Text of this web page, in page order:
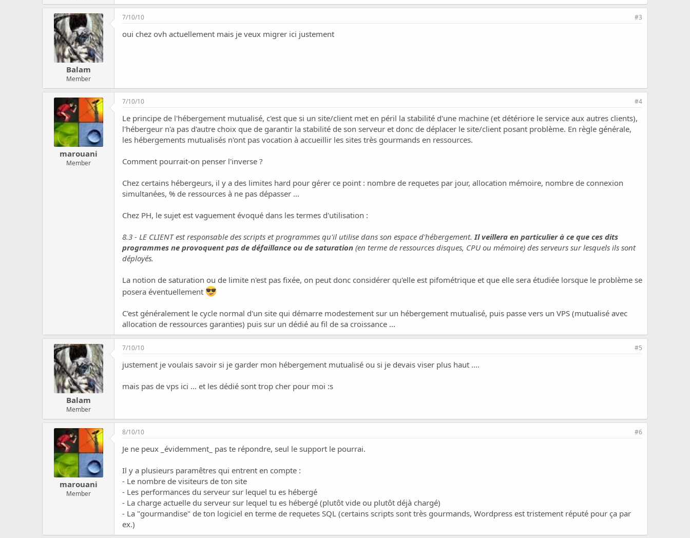
Balam
Member
7/10/10 #3
oui chez ovh actuellement mais je veux migrer ici justement
marouani
Member
7/10/10 #4
Le principe de l'hébergement mutualisé, c'est que si un site/client met en péril la stabilité d'une machine (et détériore le service aux autres clients),
l'hébergeur n'a pas d'autre choix que de garantir la stabilité de son serveur et donc de déplacer le site/client posant problème. En règle générale,
les hébergements mutualisés n'ont pas vocation à accueillir les sites très gourmands en ressources.
Comment pourrait-on penser l'inverse ?
Chez certains hébergeurs, il y a des limites hard pour gérer ce point : nombre de requetes par jour, allocation mémoire, nombre de connexion
simultanées, % de ressources à ne pas dépasser ...
Chez PH, le sujet est vaguement évoqué dans les termes d'utilisation :
8.3 - LE CLIENT est responsable des scripts et programmes qu'il utilise dans son espace d'hébergement.Il veillera en particulier à ce que ces dits
programmes ne provoquent pas de défaillance ou de saturation (en terme de ressources disques, CPU ou mémoire) des serveurs sur lesquels ils sont
déployés.
La notion de saturation ou de limite n'est pas fixée, on peut donc considérer qu'elle est pifométrique et que elle sera étudiée lorsque le problème se
posera éventuellement
C'est généralement le cycle normal d'un site qui démarre modestement sur un hébergement mutualisé, puis passe vers un VPS (mutualisé avec
allocation de ressources garanties) puis sur un dédié au fil de sa croissance ...
Balam
Member
7/10/10 #5
justement je voulais savoir si je garder mon hébergement mutualisé ou si je devais viser plus haut ....
mais pas de vps ici ... et les dédié sont trop cher pour moi :s
marouani
Member
8/10/10 #6
Je ne peux _évidemment_ pas te répondre, seul le support le pourrai.
Il y a plusieurs paramêtres qui entrent en compte :
- Le nombre de visiteurs de ton site
- Les performances du serveur sur lequel tu es hébergé
- La charge actuelle du serveur sur lequel tu es hébergé (plutôt vide ou plutôt déjà chargé)
- La "gourmandise" de ton logiciel en terme de requetes SQL (certains scripts sont très gourmands, Wordpress est tristement réputé pour ça par
ex.)